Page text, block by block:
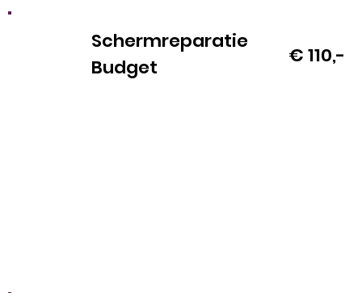
Schermreparatie
Budget
€ 110,-